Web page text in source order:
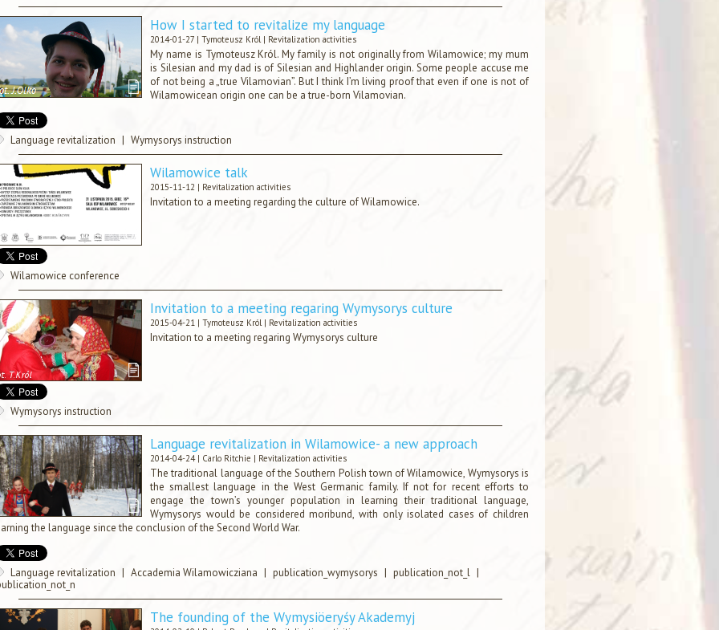
How I started to revitalize my language
2014-01-27 | Tymoteusz Król| Revitalization activities
My name is Tymoteusz Król. My family is not originally from Wilamowice; my mum
is Silesian and my dad is of Silesian and Highlander origin. Some people accuse me
of not being a „true Vilamovian”. But I think I’m living proof that even if one is not of
Wilamowicean origin one can be a true-born Vilamovian.
Language revitalization | Wymysorys instruction
Wilamowice talk
2015-11-12 | Revitalization activities
Invitation to a meeting regarding the culture of Wilamowice.
Wilamowice conference
Invitation to a meeting regaring Wymysorys culture
2015-04-21 | Tymoteusz Król| Revitalization activities
Invitation to a meeting regaring Wymysorys culture
Wymysorys instruction
Language revitalization in Wilamowice- a new approach
2014-04-24 | Carlo Ritchie | Revitalization activities
The traditional language of the Southern Polish town of Wilamowice, Wymysorys is
the smallest language in the West Germanic family. If not for recent efforts to
engage the town’s younger population in learning their traditional language,
Wymysorys would be considered moribund, with only isolated cases of children
the language since the conclusion of the Second World War.
Language revitalization | Accademia Wilamowicziana | publication_wymysorys | publication_not_l |
The founding of the Wymysiöeryśy Akademyj